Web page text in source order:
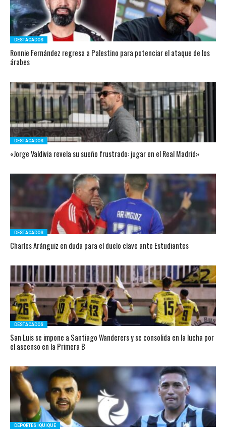
DESTACADOS
Ronnie Fernández regresa a Palestino para potenciar el ataque de los
árabes
DESTACADOS
«Jorge Valdivia revela su sueño frustrado: jugar en el Real Madrid»
DESTACADOS
Charles Aránguiz en duda para el duelo clave ante Estudiantes
DESTACADOS
San Luis se impone a Santiago Wanderers y se consolida en la lucha por
el ascenso en la Primera B
DEPORTES IQUIQUE